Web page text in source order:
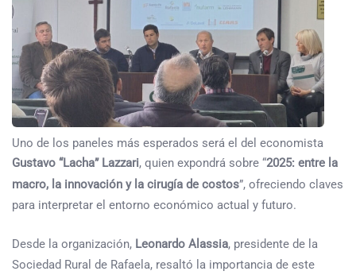
Uno de los paneles más esperados será el del economista
Gustavo “Lacha” Lazzari, quien expondrá sobre “2025: entre la
macro, la innovación y la cirugía de costos”, ofreciendo claves
para interpretar el entorno económico actual y futuro.
Desde la organización, Leonardo Alassia, presidente de la
Sociedad Rural de Rafaela, resaltó la importancia de este